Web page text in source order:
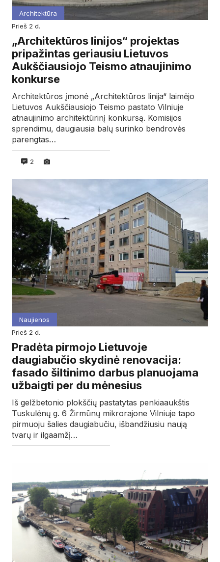
Architektūra
prieš 2 d.
„Architektūros linijos“ projektas
pripažintas geriausiu Lietuvos
Aukščiausiojo Teismo atnaujinimo
konkurse
Architektūros įmonė „Architektūros linija“ laimėjo
Lietuvos Aukščiausiojo Teismo pastato Vilniuje
atnaujinimo architektūrinį konkursą. Komisijos
sprendimu, daugiausia balų surinko bendrovės
parengtas…
2
Naujienos
prieš 2 d.
Pradėta pirmojo Lietuvoje
daugiabučio skydinė renovacija:
fasado šiltinimo darbus planuojama
užbaigti per du mėnesius
Iš gelžbetonio plokščių pastatytas penkiaaukštis
Tuskulėnų g. 6 Žirmūnų mikrorajone Vilniuje tapo
pirmuoju šalies daugiabučiu, išbandžiusiu naują
tvarų ir ilgaamžį…